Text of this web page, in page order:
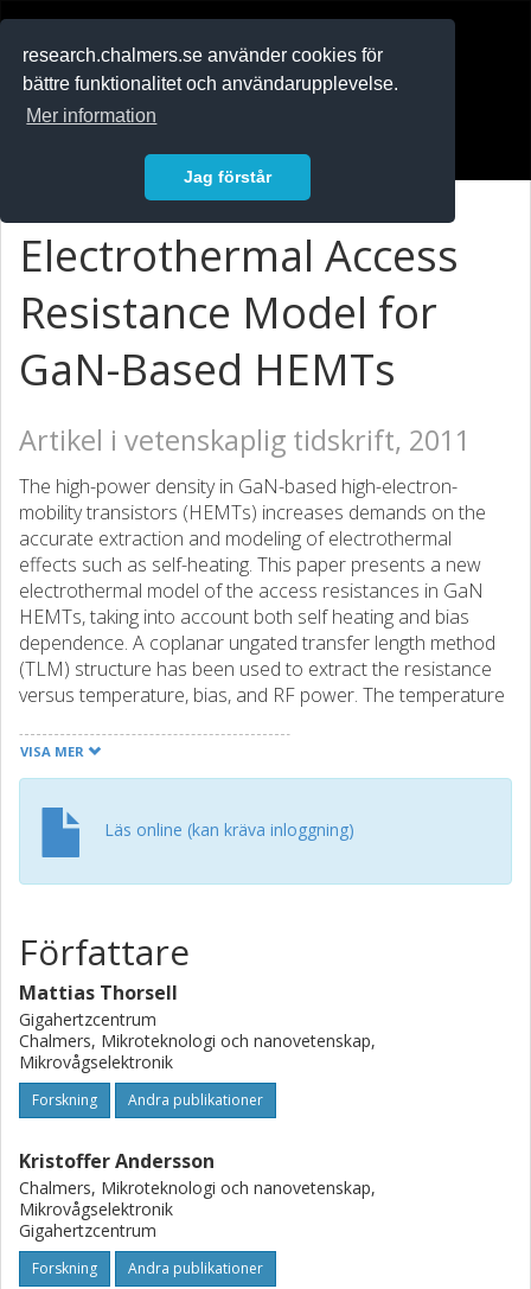
research.chalmers.se använder cookies för
bättre funktionalitet och användarupplevelse.
Mer information
Jag förstår
Electrothermal Access
Resistance Model for
GaN-Based HEMTs
Artikel i vetenskaplig tidskrift, 2011
The high-power density in GaN-based high-electron-
mobility transistors (HEMTs) increases demands on the
accurate extraction and modeling of electrothermal
effects such as self-heating. This paper presents a new
electrothermal model of the access resistances in GaN
HEMTs, taking into account both self heating and bias
dependence. A coplanar ungated transfer length method
(TLM) structure has been used to extract the resistance
versus temperature, bias, and RF power. The temperature
ambient temperatures between 293 and 443 K. Small-
signal measurements are used to extract the time
of the current is characterized by isothermal large-signal
RF measurements between 1 and 6 GHz. A new method
for extracting the thermal resistance from the large-signal
VISA MER
Läs online (kan kräva inloggning)
Författare
Mattias Thorsell
Gigahertzcentrum
Chalmers, Mikroteknologi och nanovetenskap,
Mikrovågselektronik
Forskning Andra publikationer
Kristoffer Andersson
Chalmers, Mikroteknologi och nanovetenskap,
Mikrovågselektronik
Gigahertzcentrum
Forskning Andra publikationer